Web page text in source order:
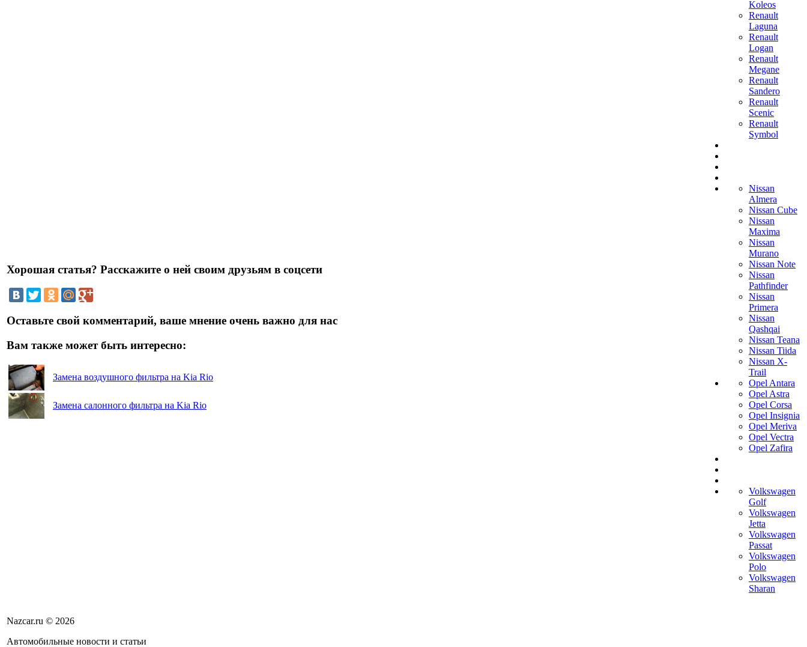
Хорошая статья? Расскажите о ней своим друзьям в соцсети
Оставьте свой комментарий, ваше мнение очень важно для нас
Вам также может быть интересно:
Замена воздушного фильтра на Kia Rio
Замена салонного фильтра на Kia Rio
Koleos
Renault
Laguna
Renault
Logan
Renault
Megane
Renault
Sandero
Renault
Scenic
Renault
Symbol
Nissan
Almera
Nissan Cube
Nissan
Maxima
Nissan
Murano
Nissan Note
Nissan
Pathfinder
Nissan
Primera
Nissan
Qashqai
Nissan Teana
Nissan Tiida
Nissan X-
Trail
Opel Antara
Opel Astra
Opel Corsa
Opel Insignia
Opel Meriva
Opel Vectra
Opel Zafira
Volkswagen
Golf
Volkswagen
Jetta
Volkswagen
Passat
Volkswagen
Polo
Volkswagen
Sharan
Nazcar.ru © 2026
Автомобильные новости и статьи